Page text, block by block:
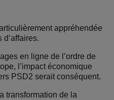
appréhendée
en ligne de l’ordre de
l’impact économique
PSD2 serait conséquent.
transformation de la